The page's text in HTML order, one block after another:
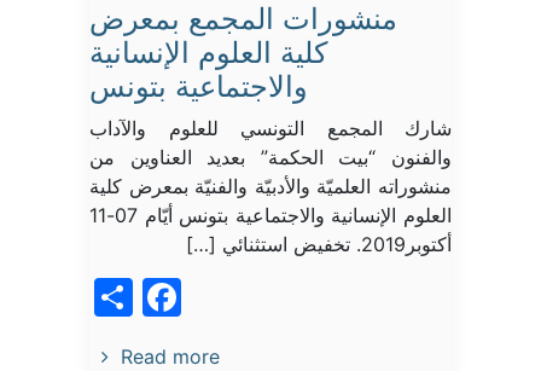
منشورات المجمع بمعرض
كلية العلوم الإنسانية
والاجتماعية بتونس
شارك المجمع التونسي للعلوم والآداب
والفنون “بيت الحكمة” بعديد العناوين من
منشوراته العلميّة والأدبيّة والفنيّة بمعرض كلية
العلوم الإنسانية والاجتماعية بتونس أيّام 07-11
أكتوبر2019. تخفيض استثنائي […]
Read more